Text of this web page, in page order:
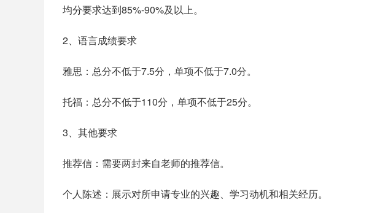
均分要求达到85%-90%及以上‌。
2、语言成绩要求
‌雅思‌：总分不低于7.5分，单项不低于7.0分‌。
‌托福‌：总分不低于110分，单项不低于25分‌。
3、其他要求
‌推荐信‌：需要两封来自老师的推荐信‌。
‌个人陈述‌：展示对所申请专业的兴趣、学习动机和相关经历‌。